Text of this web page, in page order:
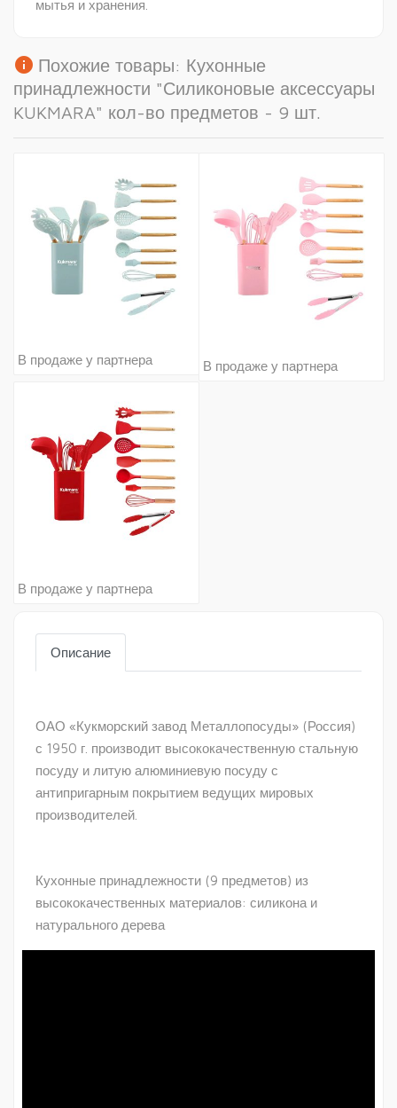
мытья и хранения.
info Похожие товары: Кухонные
принадлежности "Силиконовые аксессуары
KUKMARA" кол-во предметов - 9 шт.
В продаже у партнера В продаже у партнера
В продаже у партнера
Описание
ОАО «Кукморский завод Металлопосуды» (Россия)
с 1950 г. производит высококачественную стальную
посуду и литую алюминиевую посуду с
антипригарным покрытием ведущих мировых
производителей.
Кухонные принадлежности (9 предметов) из
высококачественных материалов: силикона и
натурального дерева